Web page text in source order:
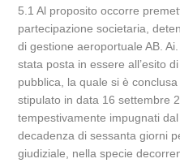
5.1 Al proposito occorre
partecipazione societaria,
di gestione aeroportuale AB.
stata posta in essere all’esito
pubblica, la quale si è
stipulato in data 16 settembre
tempestivamente impugnati
decadenza di sessanta giorni
giudiziale, nella specie